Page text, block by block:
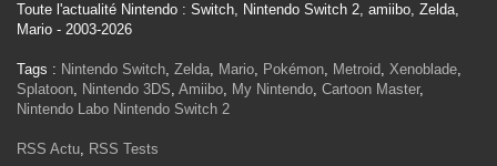
Toute l'actualité Nintendo : Switch, Nintendo Switch 2, amiibo, Zelda,
Mario - 2003-2026
Tags : Nintendo Switch, Zelda, Mario, Pokémon, Metroid, Xenoblade,
Splatoon, Nintendo 3DS, Amiibo, My Nintendo, Cartoon Master,
Nintendo Labo Nintendo Switch 2
RSS Actu, RSS Tests